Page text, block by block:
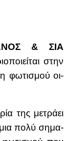
& ΣΙΑ
στην
φω­τι­σμού οι­
της με­τρά­ει
μια πο­λύ ση­μα­